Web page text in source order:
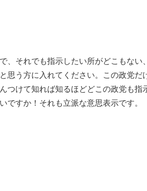
、それでも指示したい所がどこもない
思う方に入れてください。この政党
つけて知れば知るほどどこの政党も指
ですか！それも立派な意思表示です。